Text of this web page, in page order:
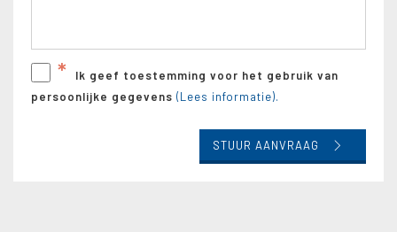
*
Ik geef toestemming voor het gebruik van
persoonlijke gegevens (Lees informatie).
STUUR AANVRAAG